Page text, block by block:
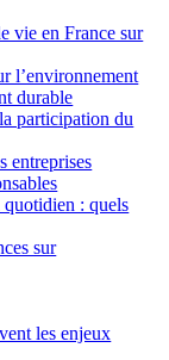
vie en France sur
l’environnement
durable
participation du
entreprises
quotidien : quels
sur
les enjeux